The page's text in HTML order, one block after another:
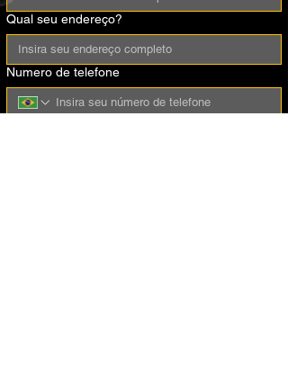
Qual seu endereço?
Numero de telefone